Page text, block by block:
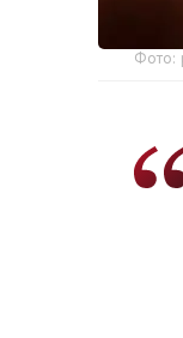
Фото: